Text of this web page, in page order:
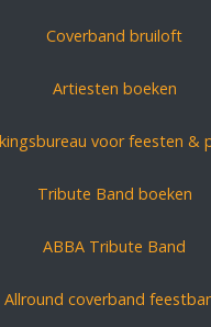
Coverband bruiloft
Artiesten boeken
voor feesten &
Tribute Band boeken
ABBA Tribute Band
Allround coverband